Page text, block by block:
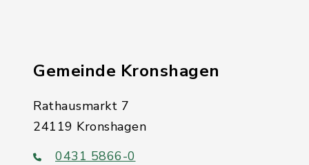
Gemeinde Kronshagen
Rathausmarkt 7
24119 Kronshagen
0431 5866-0